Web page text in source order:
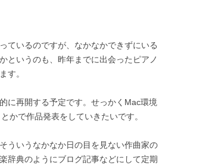
ているのですが、なかなかできずにいる
というのも、昨年までに出会ったピアノ
す。
に再開する予定です。せっかくMac環境
かで作品発表をしていきたいです。
ういうなかなか日の目を見ない作曲家の
辞典のようにブログ記事などにして定期